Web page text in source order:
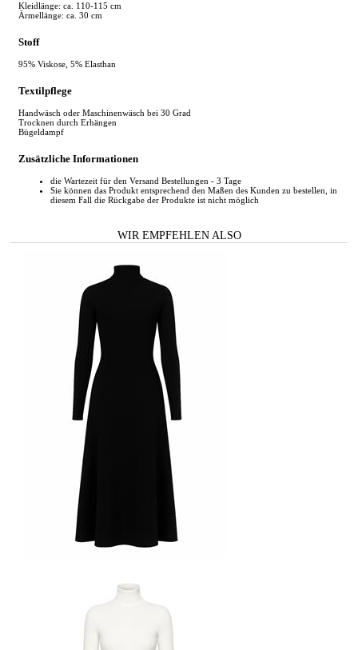
Kleidlänge: ca. 110-115 cm
Ärmellänge: ca. 30 cm
Stoff
95% Viskose, 5% Elasthan
Textilpflege
Handwäsch oder Maschinenwäsch bei 30 Grad
Trocknen durch Erhängen
Bügeldampf
Zusätzliche Informationen
die Wartezeit für den Versand Bestellungen - 3 Tage
Sie können das Produkt entsprechend den Maßen des Kunden zu bestellen, in
diesem Fall die Rückgabe der Produkte ist nicht möglich
WIR EMPFEHLEN ALSO